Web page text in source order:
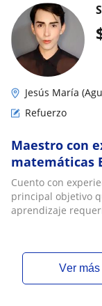
Jesús María
Refuerzo
Maestro con
matemáticas
Cuento con
principal objetivo
aprendizaje
ver más